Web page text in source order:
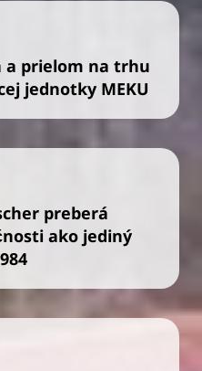
a prielom na trhu
jednotky MEKU
preberá
ako jediný